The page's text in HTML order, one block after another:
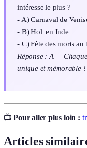
intéresse le plus ?
- A) Carnaval de
- B) Holi en Inde
- C) Fête des morts au
Réponse : A —
unique et mémorable !
📺 Pour aller plus loin :
Articles